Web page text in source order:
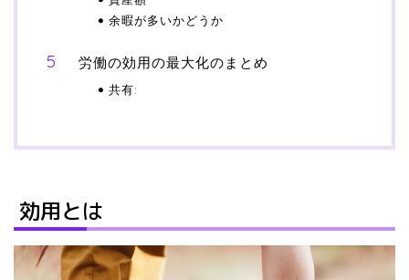
余暇が多いかどうか
労働の効用の最大化のまとめ
共有:
効用とは